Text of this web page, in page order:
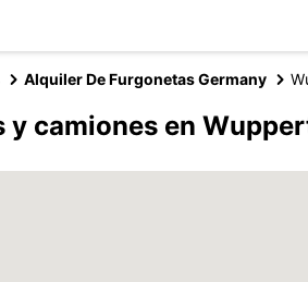
Alquiler De Furgonetas Germany
y camiones en